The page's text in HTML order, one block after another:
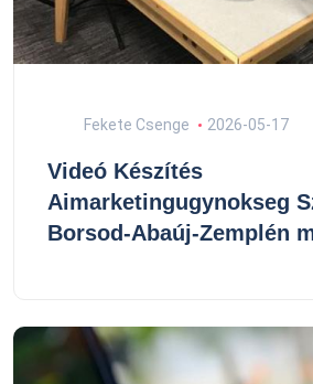
Fekete Csenge 2026-05-17
Videó Készítés
Aimarketingugynokseg
Borsod-Abaúj-Zemplén